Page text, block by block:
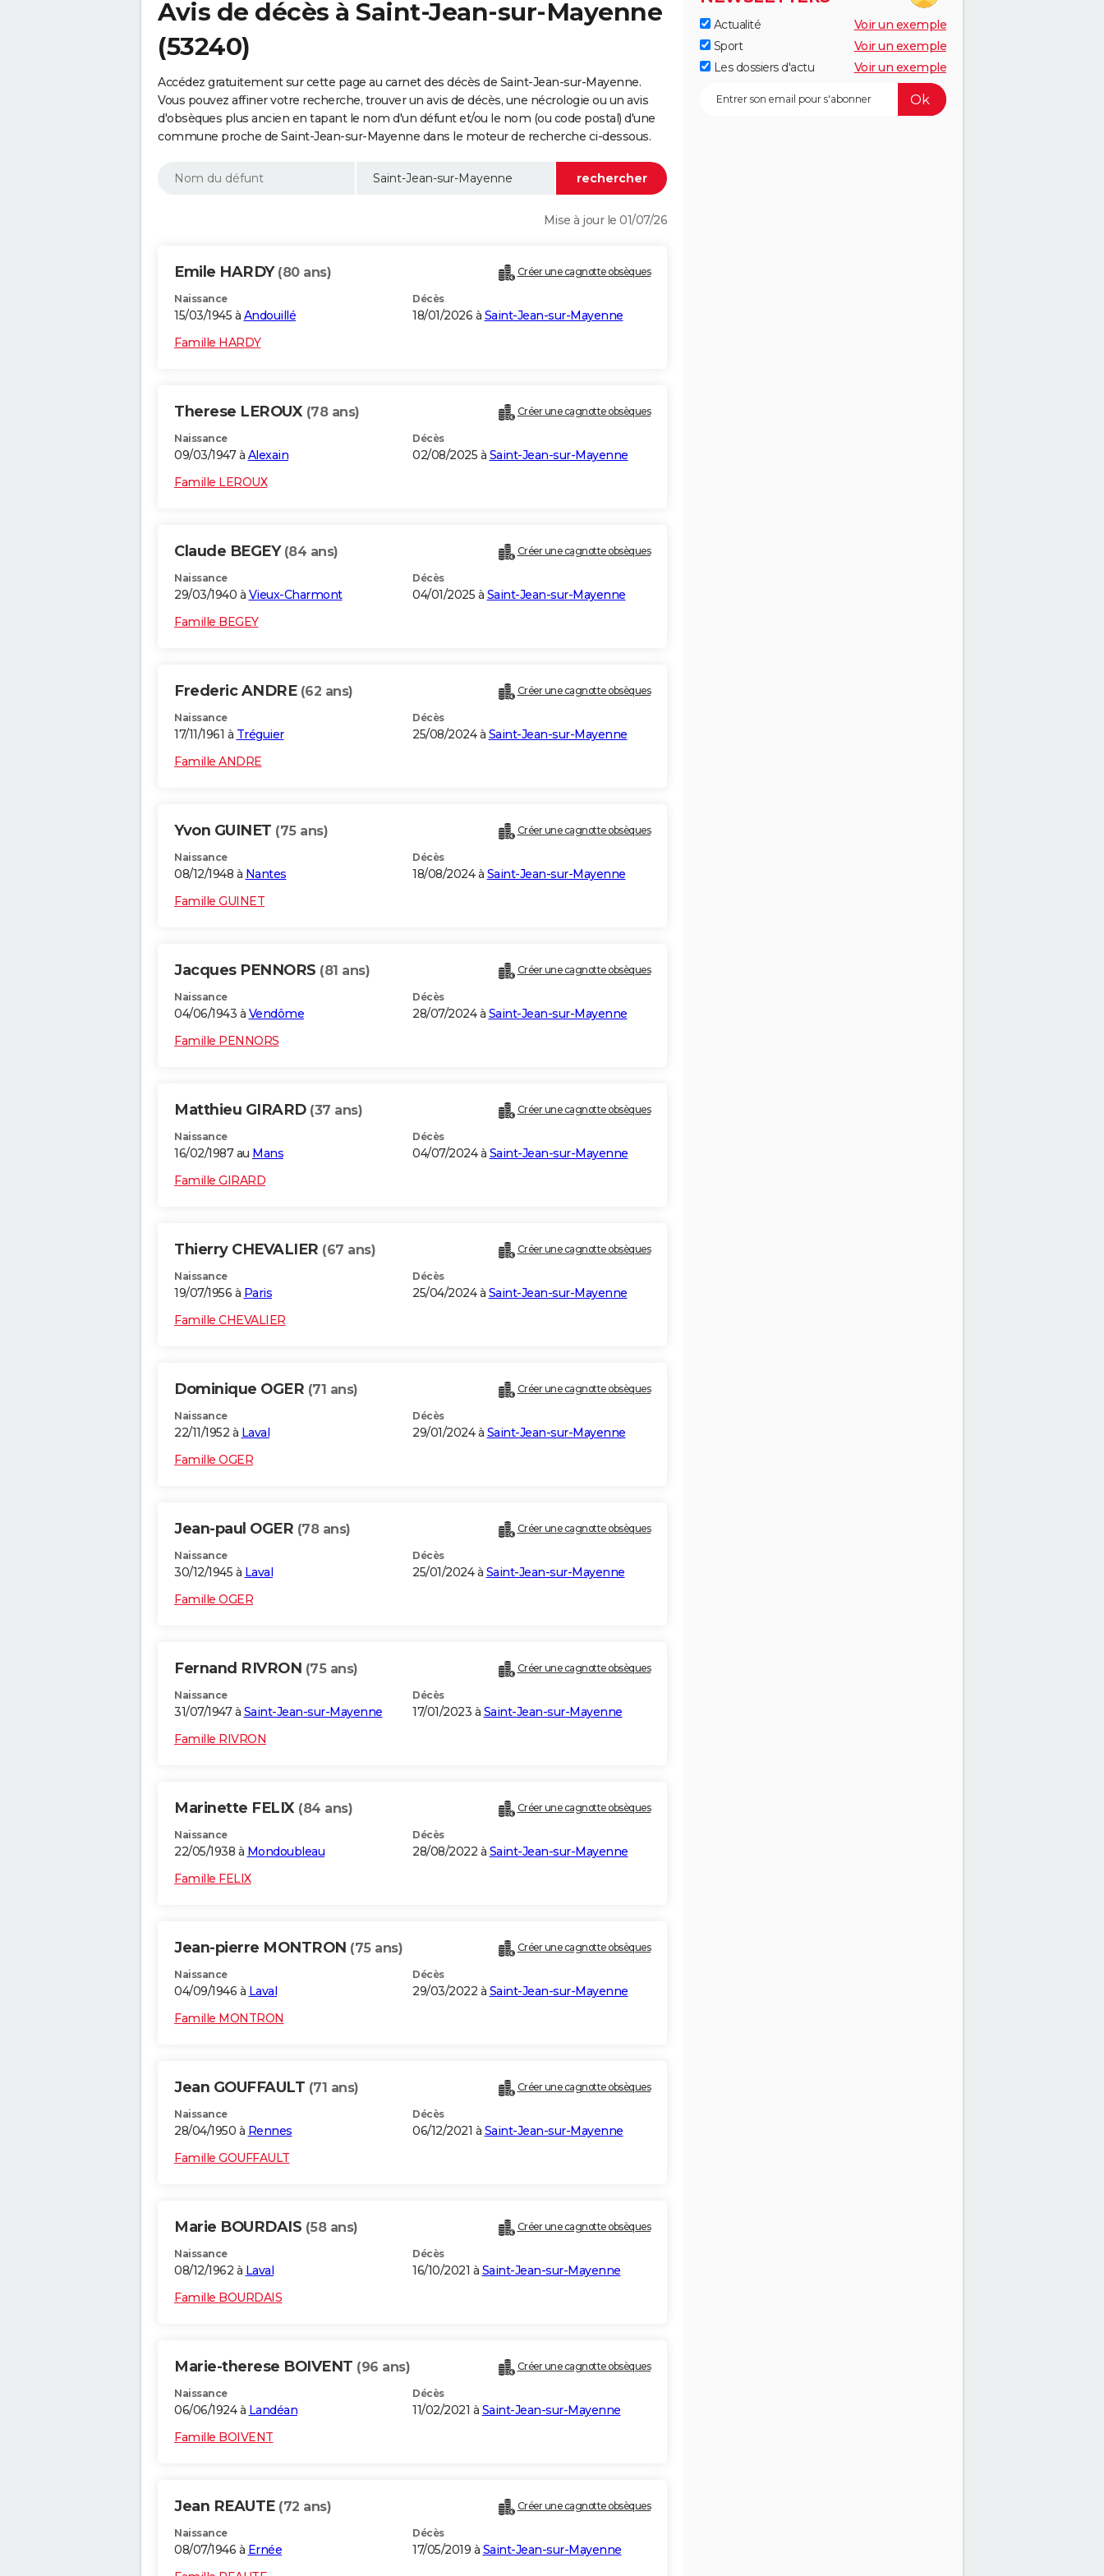
Avis de décès à Saint-Jean-sur-Mayenne
(53240)
Accédez gratuitement sur cette page au carnet des décès de Saint-Jean-sur-Mayenne.
Vous pouvez affiner votre recherche, trouver un avis de décès, une nécrologie ou un avis
d'obsèques plus ancien en tapant le nom d'un défunt et/ou le nom (ou code postal) d'une
commune proche de Saint-Jean-sur-Mayenne dans le moteur de recherche ci-dessous.
Mise à jour le 01/07/26
Emile HARDY (80 ans) Créer une cagnotte obsèques
Naissance
15/03/1945 à Andouillé
Décès
18/01/2026 à Saint-Jean-sur-Mayenne
Famille HARDY
Therese LEROUX (78 ans) Créer une cagnotte obsèques
Naissance
09/03/1947 à Alexain
Décès
02/08/2025 à Saint-Jean-sur-Mayenne
Famille LEROUX
Claude BEGEY (84 ans) Créer une cagnotte obsèques
Naissance
29/03/1940 à Vieux-Charmont
Décès
04/01/2025 à Saint-Jean-sur-Mayenne
Famille BEGEY
Frederic ANDRE (62 ans) Créer une cagnotte obsèques
Naissance
17/11/1961 à Tréguier
Décès
25/08/2024 à Saint-Jean-sur-Mayenne
Famille ANDRE
Yvon GUINET (75 ans) Créer une cagnotte obsèques
Naissance
08/12/1948 à Nantes
Décès
18/08/2024 à Saint-Jean-sur-Mayenne
Famille GUINET
Jacques PENNORS (81 ans) Créer une cagnotte obsèques
Naissance
04/06/1943 à Vendôme
Décès
28/07/2024 à Saint-Jean-sur-Mayenne
Famille PENNORS
Matthieu GIRARD (37 ans) Créer une cagnotte obsèques
Naissance
16/02/1987 au Mans
Décès
04/07/2024 à Saint-Jean-sur-Mayenne
Famille GIRARD
Thierry CHEVALIER (67 ans) Créer une cagnotte obsèques
Naissance
19/07/1956 à Paris
Décès
25/04/2024 à Saint-Jean-sur-Mayenne
Famille CHEVALIER
Dominique OGER (71 ans) Créer une cagnotte obsèques
Naissance
22/11/1952 à Laval
Décès
29/01/2024 à Saint-Jean-sur-Mayenne
Famille OGER
Jean-paul OGER (78 ans) Créer une cagnotte obsèques
Naissance
30/12/1945 à Laval
Décès
25/01/2024 à Saint-Jean-sur-Mayenne
Famille OGER
Fernand RIVRON (75 ans) Créer une cagnotte obsèques
Naissance
31/07/1947 à Saint-Jean-sur-Mayenne
Décès
17/01/2023 à Saint-Jean-sur-Mayenne
Famille RIVRON
Marinette FELIX (84 ans) Créer une cagnotte obsèques
Naissance
22/05/1938 à Mondoubleau
Décès
28/08/2022 à Saint-Jean-sur-Mayenne
Famille FELIX
Jean-pierre MONTRON (75 ans) Créer une cagnotte obsèques
Naissance
04/09/1946 à Laval
Décès
29/03/2022 à Saint-Jean-sur-Mayenne
Famille MONTRON
Jean GOUFFAULT (71 ans) Créer une cagnotte obsèques
Naissance
28/04/1950 à Rennes
Décès
06/12/2021 à Saint-Jean-sur-Mayenne
Famille GOUFFAULT
Marie BOURDAIS (58 ans) Créer une cagnotte obsèques
Naissance
08/12/1962 à Laval
Décès
16/10/2021 à Saint-Jean-sur-Mayenne
Famille BOURDAIS
Marie-therese BOIVENT (96 ans) Créer une cagnotte obsèques
Naissance
06/06/1924 à Landéan
Décès
11/02/2021 à Saint-Jean-sur-Mayenne
Famille BOIVENT
Jean REAUTE (72 ans) Créer une cagnotte obsèques
Naissance
08/07/1946 à Ernée
Décès
17/05/2019 à Saint-Jean-sur-Mayenne
Actualité
Voir un exemple
Sport
Voir un exemple
Les dossiers d'actu
Voir un exemple